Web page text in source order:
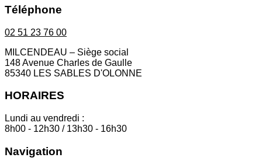
Téléphone
02 51 23 76 00
MILCENDEAU – Siège social
148 Avenue Charles de Gaulle
85340 LES SABLES D'OLONNE
HORAIRES
Lundi au vendredi :
8h00 - 12h30 / 13h30 - 16h30
Navigation